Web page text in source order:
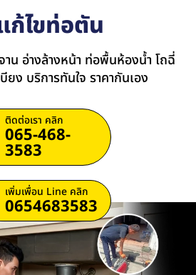
ก้ไขท่อตัน
น อ่างล้างหน้า ท่อพื้นห้องน้ำ โถฉี่
ยง บริการทันใจ ราคากันเอง
ติดต่อเรา คลิก
065-468-
3583
เพิ่มเพื่อน Line คลิก
0654683583